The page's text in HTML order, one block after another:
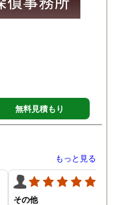
無料見積もり
もっと見る
その他